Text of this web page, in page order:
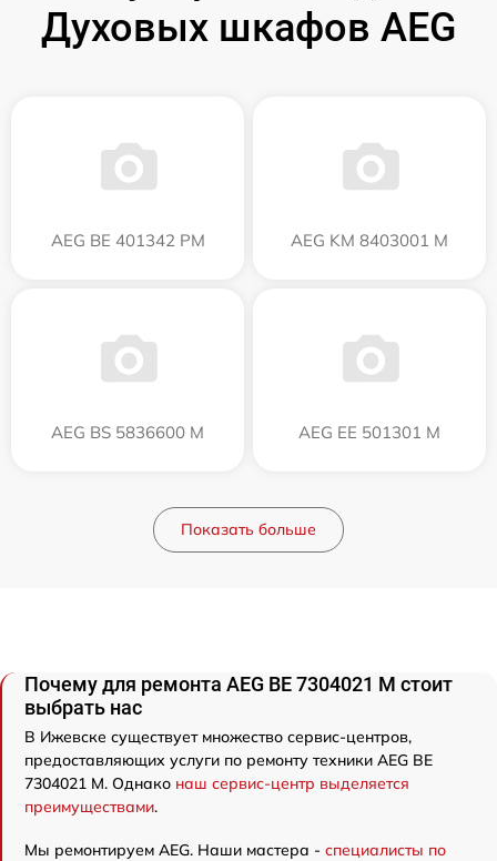
Духовых шкафов AEG
AEG BE 401342 PM AEG KM 8403001 M
AEG BS 5836600 M AEG EE 501301 M
Показать больше
Почему для ремонта AEG BE 7304021 M стоит
выбрать нас
В Ижевске существует множество сервис-центров,
предоставляющих услуги по ремонту техники AEG BE
7304021 M. Однако наш сервис-центр выделяется
преимуществами.
Мы ремонтируем AEG. Наши мастера - специалисты по